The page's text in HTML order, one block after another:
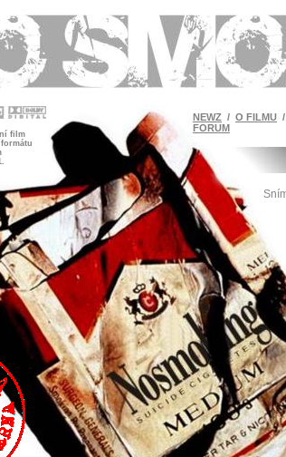
film
NEWZ / O FILMU /
FORUM